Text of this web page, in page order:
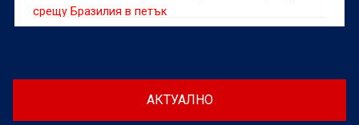
срещу Бразилия в петък
АКТУАЛНО